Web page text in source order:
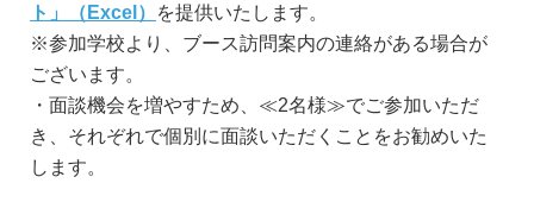
ト」（Excel）
を提供いたします。
※参加学校より、ブース訪問案内の連絡がある場合が
ございます。
・面談機会を増やすため、≪2名様≫でご参加いただ
き、それぞれで個別に面談いただくことをお勧めいた
します。